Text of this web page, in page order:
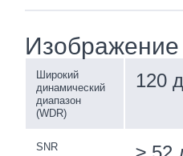
Изображение
Широкий
динамический
диапазон
(WDR)
120
SNR